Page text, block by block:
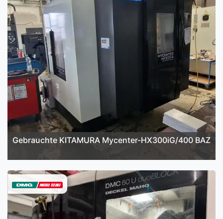
Gebrauchte KITAMURA Mycenter-HX300iG/400 BAZ